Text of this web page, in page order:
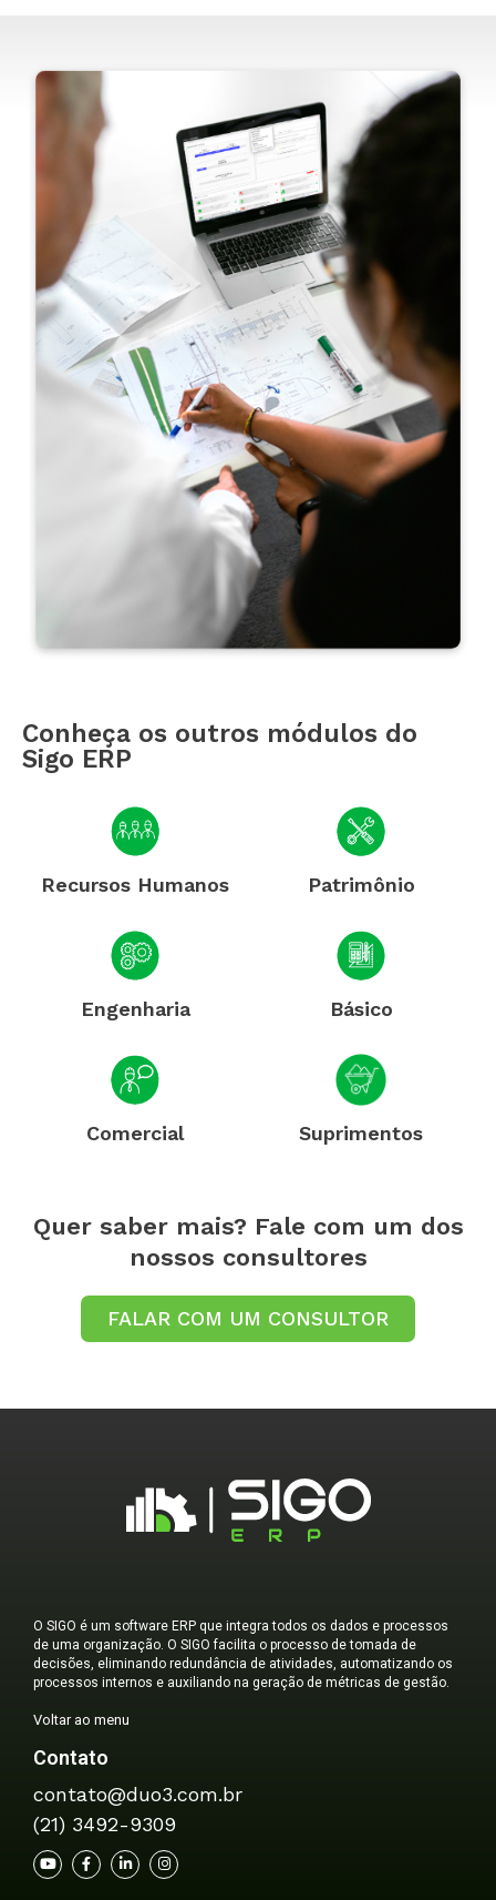
Conheça os outros módulos do
Sigo ERP
Recursos Humanos Patrimônio
Engenharia Básico
Comercial Suprimentos
Quer saber mais? Fale com um dos
nossos consultores
FALAR COM UM CONSULTOR
O SIGO é um software ERP que integra todos os dados e processos
de uma organização. O SIGO facilita o processo de tomada de
decisões, eliminando redundância de atividades, automatizando os
processos internos e auxiliando na geração de métricas de gestão.
Voltar ao menu
Contato
contato@duo3.com.br
(21) 3492-9309